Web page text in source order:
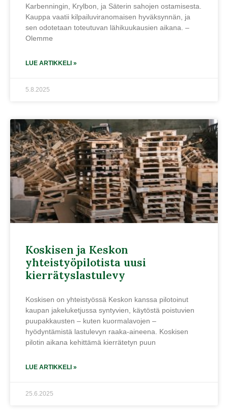
Karbenningin, Krylbon, ja Säterin sahojen ostamisesta.
Kauppa vaatii kilpailuviranomaisen hyväksynnän, ja
sen odotetaan toteutuvan lähikuukausien aikana. –
Olemme
LUE ARTIKKELI »
5.8.2025
Koskisen ja Keskon
yhteistyöpilotista uusi
kierrätyslastulevy
Koskisen on yhteistyössä Keskon kanssa pilotoinut
kaupan jakeluketjussa syntyvien, käytöstä poistuvien
puupakkausten – kuten kuormalavojen –
hyödyntämistä lastulevyn raaka-aineena. Koskisen
pilotin aikana kehittämä kierrätetyn puun
LUE ARTIKKELI »
25.6.2025